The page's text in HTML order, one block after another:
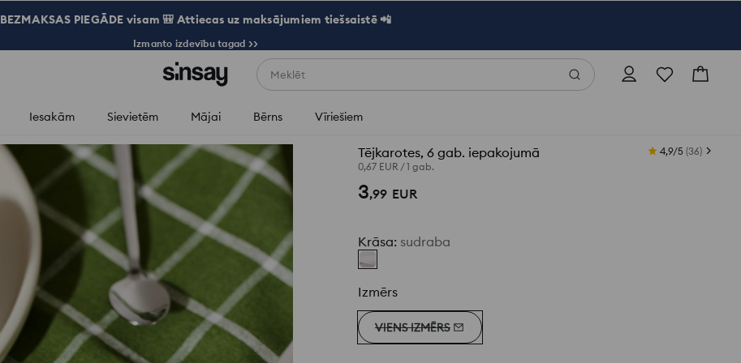
BEZMAKSAS PIEGĀDE visam 🎒 Attiecas uz maksājumiem tiešsaistē 📲
Izmanto izdevību tagad >>
Meklēt
Iesakām Sievietēm Mājai Bērns Vīriešiem
Tējkarotes, 6 gab. iepakojumā
0,67 EUR /1 gab.
4,9/5 (36)
3,99 EUR
Krāsa: sudraba
Izmērs
VIENS IZMĒRS